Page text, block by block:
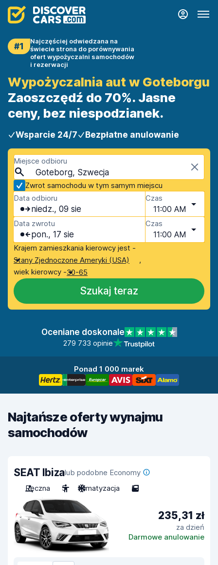
#1
Najczęściej odwiedzana na
świecie strona do porównywania
ofert wypożyczalni samochodów
i rezerwacji
Wypożyczalnia aut w Goteborgu
Zaoszczędź do 70%. Jasne
ceny, bez niespodzianek.
Wsparcie 24/7 Bezpłatne anulowanie
Miejsce odbioru
Goteborg, Szwecja
Zwrot samochodu w tym samym miejscu
Data odbioru
niedz., 09 sie
Czas
11:00 AM
Data zwrotu
pon., 17 sie
Czas
11:00 AM
Krajem zamieszkania kierowcy jest -
Stany Zjednoczone Ameryki (USA)
,
wiek kierowcy -30-65
Szukaj teraz
Oceniane doskonale
279 733 opinie
Ponad 1 000 marek
Najtańsze oferty wynajmu
samochodów
SEAT Ibizalub podobne Economy
Ręczna
5 Klimatyzacja 5
235,31 zł
za dzień
Darmowe anulowanie